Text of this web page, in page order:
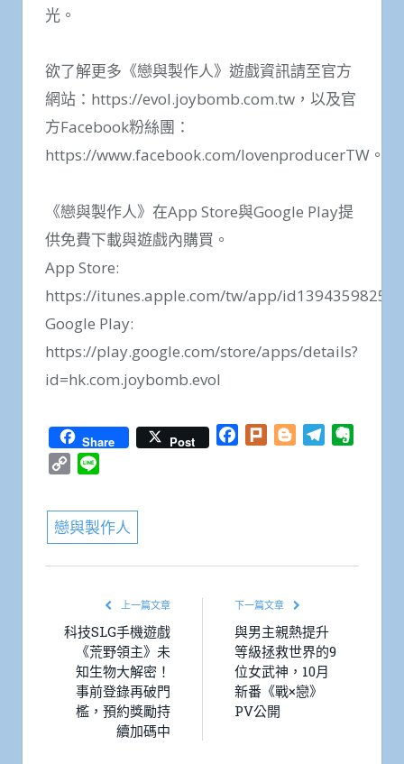
光。
欲了解更多《戀與製作人》遊戲資訊請至官方
網站：https://evol.joybomb.com.tw，以及官
方Facebook粉絲團：
https://www.facebook.com/lovenproducerTW。
《戀與製作人》在App Store與Google Play提
供免費下載與遊戲內購買。
App Store:
https://itunes.apple.com/tw/app/id1394359825
Google Play:
https://play.google.com/store/apps/details?
id=hk.com.joybomb.evol
Share Post Facebook
Plurk BloggerTelegram
Copy
戀與製作人
上一篇文章
科技SLG手機遊戲
《荒野領主》未
知生物大解密！
事前登錄再破門
檻，預約獎勵持
續加碼中
下一篇文章
與男主親熱提升
等級拯救世界的9
位女武神，10月
新番《戰×戀》
PV公開